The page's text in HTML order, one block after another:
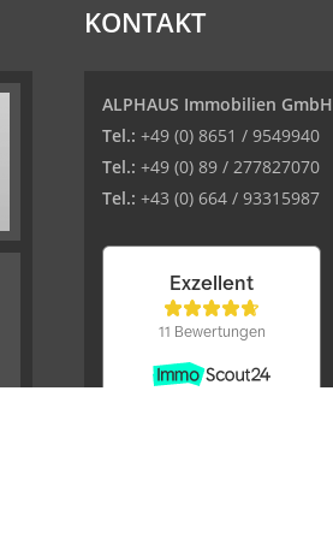
KONTAKT
ALPHAUS Immobilien GmbH
Tel.: +49 (0) 8651 / 9549940
Tel.: +49 (0) 89 / 277827070
Tel.: +43 (0) 664 / 93315987